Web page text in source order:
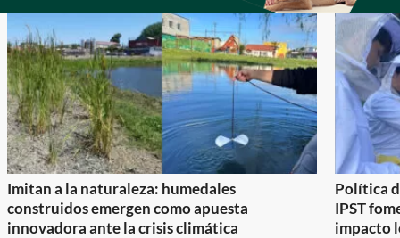
Imitan a la naturaleza: humedales
construidos emergen como apuesta
innovadora ante la crisis climática
Política
IPST
impacto